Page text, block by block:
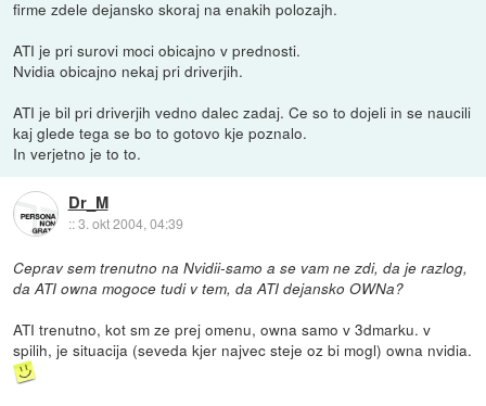
firme zdele dejansko skoraj na enakih polozajh.
ATI je pri surovi moci obicajno v prednosti.
Nvidia obicajno nekaj pri driverjih.
ATI je bil pri driverjih vedno dalec zadaj. Ce so to dojeli in se naucili
kaj glede tega se bo to gotovo kje poznalo.
In verjetno je to to.
Dr_M
::3. okt 2004, 04:39
Ceprav sem trenutno na Nvidii-samo a se vam ne zdi, da je razlog,
da ATI owna mogoce tudi v tem, da ATI dejansko OWNa?
ATI trenutno, kot sm ze prej omenu, owna samo v 3dmarku. v
spilih, je situacija (seveda kjer najvec steje oz bi mogl) owna nvidia.